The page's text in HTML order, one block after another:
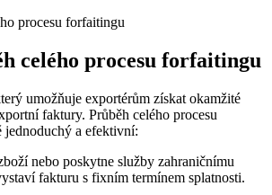
celého procesu forfaitingu
umožňuje exportérům získat okamžité
faktury. Průběh celého procesu
a efektivní:
nebo poskytne služby zahraničnímu
fakturu s fixním termínem splatnosti.